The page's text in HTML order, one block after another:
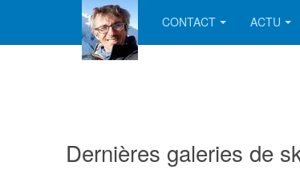
CONTACT ACTU
Dernières galeries de